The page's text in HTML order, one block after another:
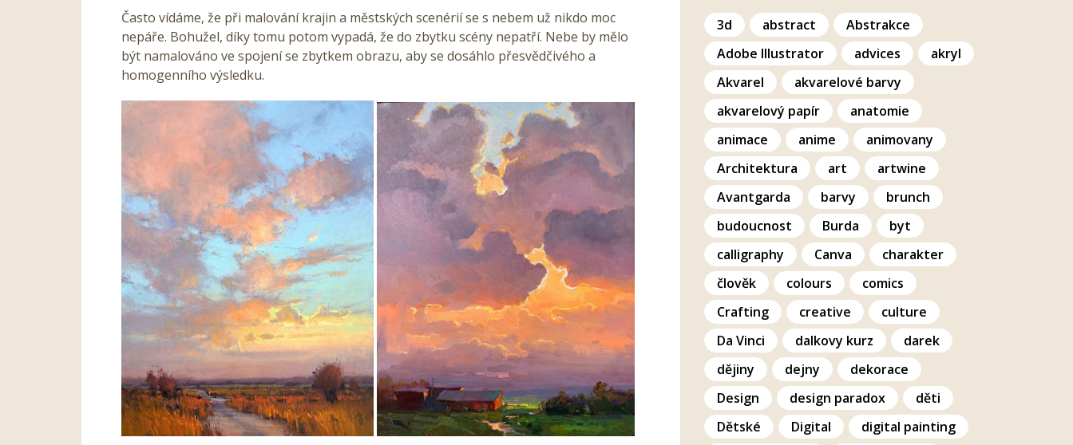
Často vídáme, že při malování krajin a městských scenérií se s nebem už nikdo moc
nepáře. Bohužel, díky tomu potom vypadá, že do zbytku scény nepatří. Nebe by mělo
být namalováno ve spojení se zbytkem obrazu, aby se dosáhlo přesvědčivého a
homogenního výsledku.
3d abstract
Abstrakce
Adobe Illustrator
advices
akryl
Akvarel
akvarelové barvy
akvarelový papír
anatomie
animace
anime
animovany
Architektura
art
artwine
Avantgarda
barvy
brunch
budoucnost
Burda
byt
calligraphy
Canva
charakter
člověk
colours
comics
Crafting
creative
culture
Da Vinci
dalkovy kurz
darek
dějiny
dejny
dekorace
Design
design paradox
děti
Dětské
Digital
digital painting